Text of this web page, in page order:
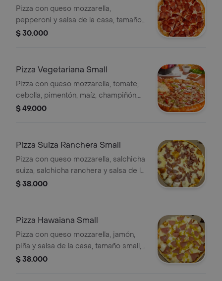
Pizza con queso mozzarella,
pepperoni y salsa de la casa, tamaño
small, 6 porciones.
$ 30.000
Pizza Vegetariana Small
Pizza con queso mozzarella, tomate,
cebolla, pimentón, maíz, champiñón,
aceitunas negras y salsa de la casa,
$ 49.000
Pizza Suiza Ranchera Small
Pizza con queso mozzarella, salchicha
suiza, salchicha ranchera y salsa de la
casa, tamaño small, 6 porciones.
$ 38.000
Pizza Hawaiana Small
Pizza con queso mozzarella, jamón,
piña y salsa de la casa, tamaño small,
6 porciones.
$ 38.000